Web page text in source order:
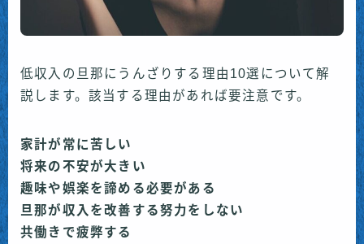
低収入の旦那にうんざりする理由10選について解
説します。該当する理由があれば要注意です。
家計が常に苦しい
将来の不安が大きい
趣味や娯楽を諦める必要がある
旦那が収入を改善する努力をしない
共働きで疲弊する